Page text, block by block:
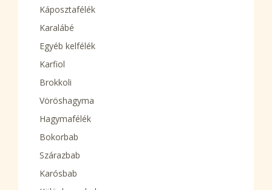
Káposztafélék
Karalábé
Egyéb kelfélék
Karfiol
Brokkoli
Vöröshagyma
Hagymafélék
Bokorbab
Szárazbab
Karósbab